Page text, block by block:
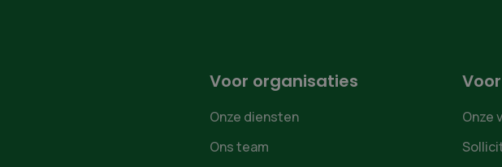
Voor organisaties
Onze diensten
Ons team
Onze